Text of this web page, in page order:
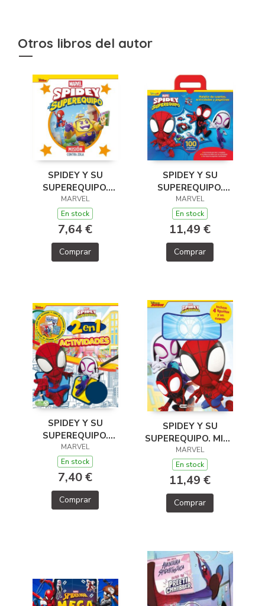
Otros libros del autor
SPIDEY Y SU
SUPEREQUIPO.
MISIÓN CONTRA
ZOLA
MARVEL
En stock
7,64 €
Comprar
SPIDEY Y SU
SUPEREQUIPO.
MALETÍN DE
CUENTOS,
ACTIVIDADES Y
PEGATINAS
MARVEL
En stock
11,49 €
Comprar
SPIDEY Y SU
SUPEREQUIPO.
ACTIVIDADES 2 EN 1
MARVEL
En stock
7,40 €
Comprar
SPIDEY Y SU
SUPEREQUIPO. MINI-
LIBROAVENTURAS
MARVEL
En stock
11,49 €
Comprar